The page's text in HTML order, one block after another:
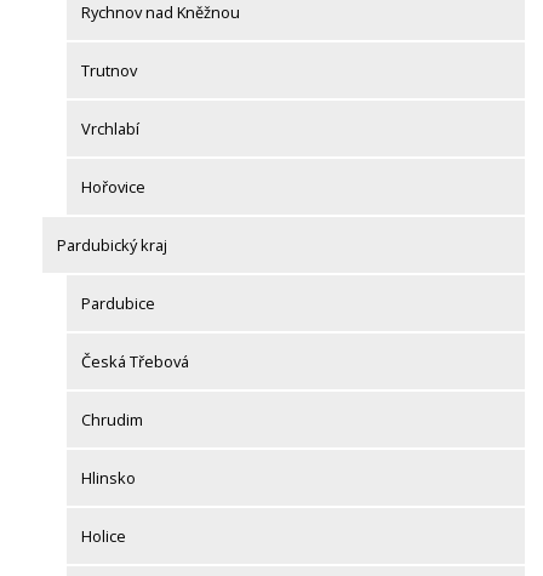
Rychnov nad Kněžnou
Trutnov
Vrchlabí
Hořovice
Pardubický kraj
Pardubice
Česká Třebová
Chrudim
Hlinsko
Holice